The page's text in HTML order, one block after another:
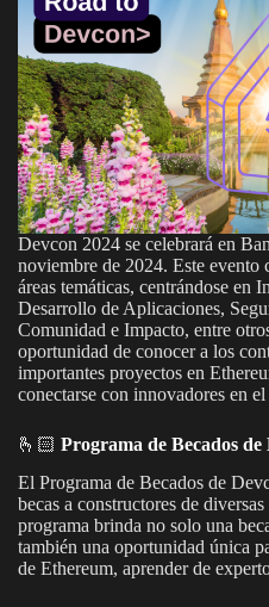
Devcon 2024 se celebrará en
noviembre de 2024. Este evento
áreas temáticas, centrándose en
Desarrollo de Aplicaciones,
Comunidad e Impacto, entre
oportunidad de conocer a los
importantes proyectos en
conectarse con innovadores en el
🫰🏻 Programa de Becados de
El Programa de Becados de
becas a constructores de
programa brinda no solo una
también una oportunidad única
de Ethereum, aprender de